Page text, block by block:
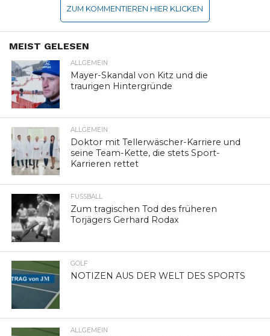
ZUM KOMMENTIEREN HIER KLICKEN
MEIST GELESEN
ALLGEMEIN
Mayer-Skandal von Kitz und die
traurigen Hintergründe
ALLGEMEIN
Doktor mit Tellerwäscher-Karriere und
seine Team-Kette, die stets Sport-
Karrieren rettet
FUSSBALL
Zum tragischen Tod des früheren
Torjägers Gerhard Rodax
GOLF
NOTIZEN AUS DER WELT DES SPORTS
ALLGEMEIN